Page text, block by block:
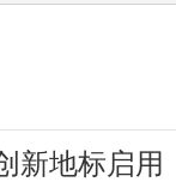
新地标启用